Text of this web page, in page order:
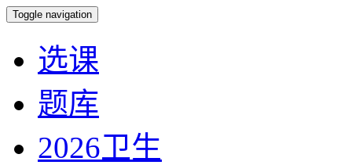
Toggle navigation
选课
题库
2026卫生